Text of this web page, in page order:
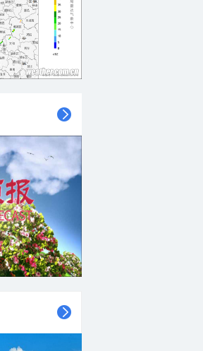
00时 01时
东南风
<3级
东风
28°C